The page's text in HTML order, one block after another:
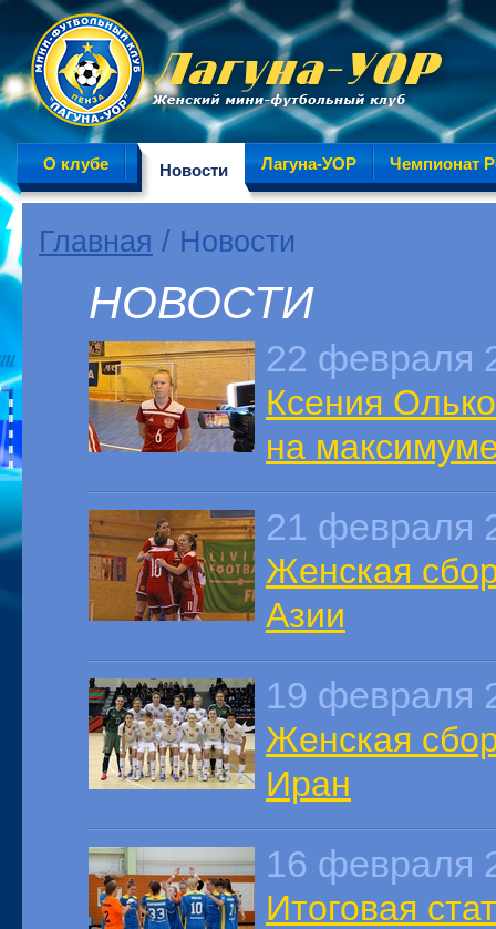
О клубе Новости Лагуна-УОР Чемпионат
Главная / Новости
НОВОСТИ
22 февраля
Ксения
на
21 февраля
Женская
Азии
19 февраля
Женская
Иран
16 февраля
Итоговая